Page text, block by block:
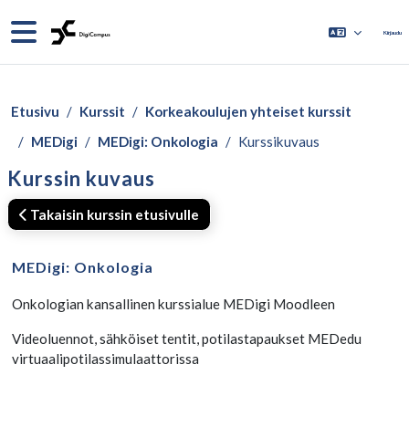
Sivupaneeli Kirjaudu
Etusivu Kurssit
Korkeakoulujen yhteiset kurssit
MEDigi
MEDigi: Onkologia Kurssikuvaus
Kurssin kuvaus
Takaisin kurssin etusivulle
MEDigi: Onkologia
Onkologian kansallinen kurssialue MEDigi Moodleen
Videoluennot, sähköiset tentit, potilastapaukset MEDedu
virtuaalipotilassimulaattorissa